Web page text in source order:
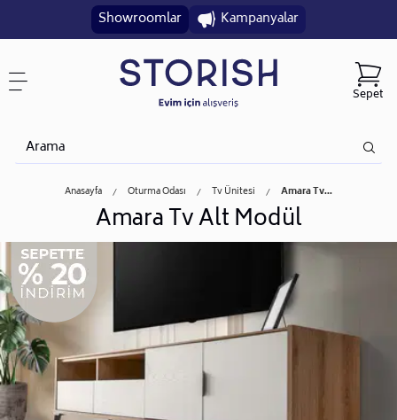
Showroomlar Kampanyalar
Sepet
Anasayfa Oturma Odası Tv Ünitesi Amara Tv...
Amara Tv Alt Modül